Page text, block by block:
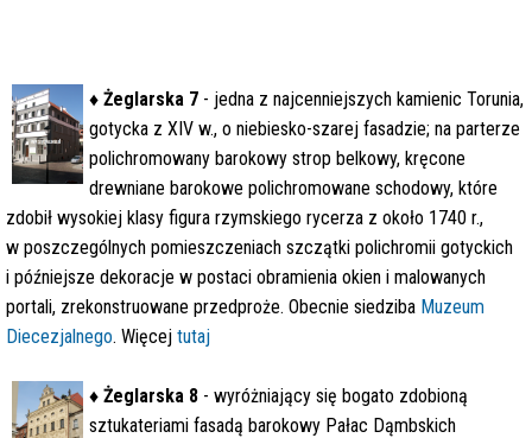
♦ Żeglarska 7 - jedna z najcenniejszych kamienic Torunia,
gotycka z XIV w., o niebiesko-szarej fasadzie; na parterze
polichromowany barokowy strop belkowy, kręcone
drewniane barokowe polichromowane schodowy, które
zdobił wysokiej klasy figura rzymskiego rycerza z około 1740 r.,
w poszczególnych pomieszczeniach szczątki polichromii gotyckich
i późniejsze dekoracje w postaci obramienia okien i malowanych
portali, zrekonstruowane przedproże. Obecnie siedziba Muzeum
Diecezjalnego. Więcej tutaj
♦ Żeglarska 8 - wyróżniający się bogato zdobioną
sztukateriami fasadą barokowy Pałac Dąmbskich